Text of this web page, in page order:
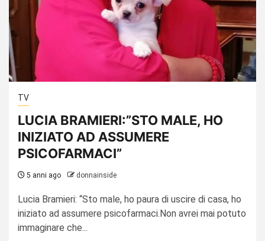
TV
LUCIA BRAMIERI:”STO MALE, HO
INIZIATO AD ASSUMERE
PSICOFARMACI”
5 anni ago donnainside
Lucia Bramieri: “Sto male, ho paura di uscire di casa, ho
iniziato ad assumere psicofarmaci.Non avrei mai potuto
immaginare che...